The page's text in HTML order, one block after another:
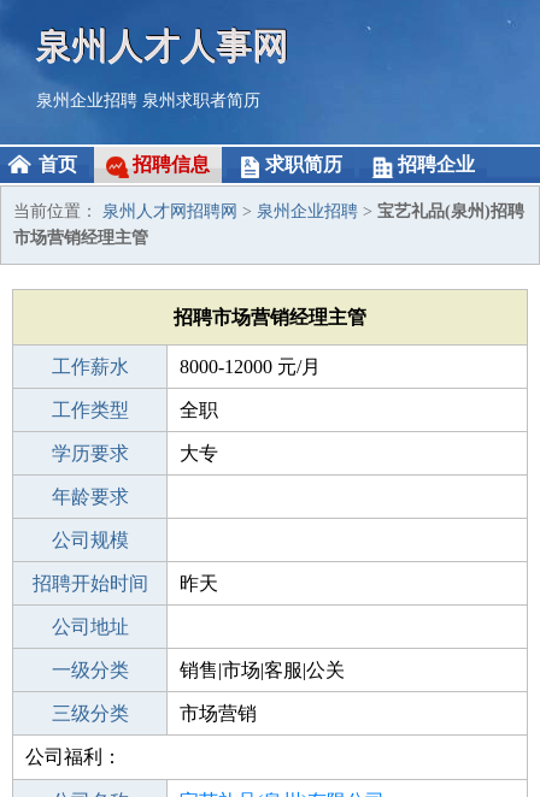
泉州人才人事网
泉州企业招聘 泉州求职者简历
首页 招聘信息 求职简历 招聘企业
当前位置： 泉州人才网招聘网 > 泉州企业招聘 > 宝艺礼品(泉州)招聘
市场营销经理主管
招聘市场营销经理主管
工作薪水 8000-12000 元/月
招聘人数 1人
工作类型 全职
性别要求 -
学历要求 大专
工作经验
年龄要求
工作地点
公司规模
公司电话
招聘开始时间 昨天
招聘结束时间
公司地址
一级分类 销售|市场|客服|公关
二级分类 市场
三级分类 市场营销
其他行业
公司福利：